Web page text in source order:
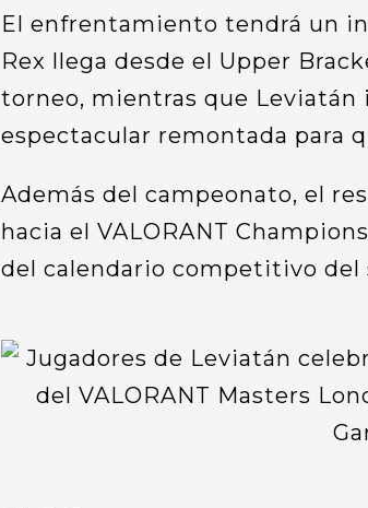
El enfrentamiento tendrá un
Rex llega desde el Upper
torneo, mientras que
espectacular remontada para
Además del campeonato, el
hacia el VALORANT
del calendario competitivo del